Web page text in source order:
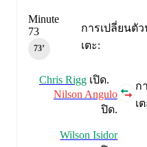
การเปลี่ยนตั
เตะ:
Minute
73
73‎’‎
ก
เ
Chris Rigg เปิด.
Nilson Angulo
ปิด.
Wilson Isidor